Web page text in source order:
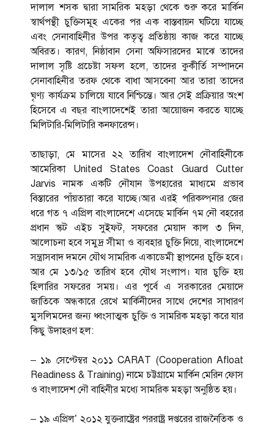
দালাল শসক দ্বারা সামরিক মহড়া থেকে শুরু করে মার্কিন
স্বার্থপন্থী চুক্তিসমূহ একের পর এক বাস্তবায়ন ঘটিয়ে যাচ্ছে
এবং সেনাবাহিনীর উপর কতৃত্ব প্রতিষ্ঠায় কাজ করে যাচ্ছে
অবিরত। কারণ, নিষ্ঠাবান সেনা অফিসারদের মাঝে তাদের
দালাল সৃষ্টি প্রচেষ্টা সফল হলে, তাদের কুকীর্তি সম্পাদনে
সেনাবাহিনীর তরফ থেকে বাধা আসবেনা আর তারা তাদের
ঘৃণ্য কার্যক্রম চালিয়ে যাবে নিশ্চিন্তে। আর সেই প্রক্রিয়ার অংশ
হিসেবে এ বছর বাংলাদেশেই তারা আয়োজন করতে যাচ্ছে
মিলিটারি-মিলিটারি কনফারেন্স।
তাছাড়া, মে মাসের ২২ তারিখ বাংলাদেশ নৌবাহিনীকে
আমেরিকা United States Coast Guard Cutter
Jarvis নামক একটি নৌযান উপহারের মাধ্যমে প্রভাব
বিস্তারের পাঁয়তারা করে যাচ্ছে।আর এরই পরিকল্পনার জের
ধরে গত ৭ এপ্রিল বাংলাদেশে এসেছে মার্কিন ৭ম নৌ বহরের
প্রধান স্কট এইচ সুইফট, সফরের মেয়াদ কাল ৩ দিন,
আলোচনা হবে সমুদ্র সীমা ও ব্যবহার চুক্তি নিয়ে, বাংলাদেশে
সন্ত্রাসবাদ দমনে যৌথ সামরিক একাডেমী স্থাপনের চুক্তি হবে।
আর মে ১৩/১৫ তারিখ হবে যৌথ সংলাপ। যার চুক্তি হয়
হিলারির সফরের সময়। এর পূর্বে এ সরকারের মেয়াদে
জাতিকে অন্ধকারে রেখে মার্কিনীদের সাথে দেশের সাধারণ
মুসলিমদের জন্য ধ্বংসাত্মক চুক্তি ও সামরিক মহড়া করে যার
কিছু উদাহরণ হল:
– ১৯ সেপ্টেম্বর ২০১১ CARAT (Cooperation Afloat
Readiness & Training) নামে চট্টগ্রামে মার্কিন মেরিন ফোস
ও বাংলাদেশ নৌ বাহিনীর মধ্যে সামরিক মহড়া অনুষ্ঠিত হয়।
– ১৯ এপ্রিল’ ২০১২ যুক্তরাষ্ট্রের পররাষ্ট্র দপ্তরের রাজনৈতিক ও